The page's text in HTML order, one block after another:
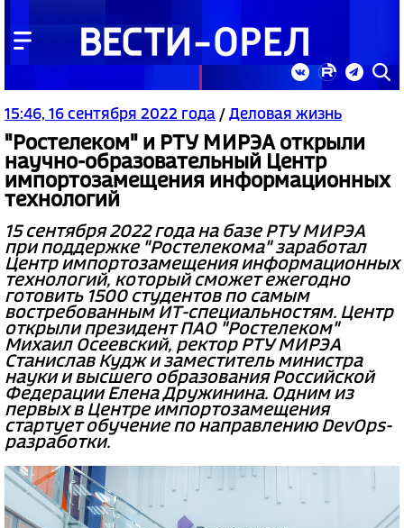
15:46, 16 сентября 2022 года / Деловая жизнь
"Ростелеком" и РТУ МИРЭА открыли
научно-образовательный Центр
импортозамещения информационных
технологий
15 сентября 2022 года на базе РТУ МИРЭА
при поддержке "Ростелекома" заработал
Центр импортозамещения информационных
технологий, который сможет ежегодно
готовить 1500 студентов по самым
востребованным ИТ-специальностям. Центр
открыли президент ПАО "Ростелеком"
Михаил Осеевский, ректор РТУ МИРЭА
Станислав Кудж и заместитель министра
науки и высшего образования Российской
Федерации Елена Дружинина. Одним из
первых в Центре импортозамещения
стартует обучение по направлению DevOps-
разработки.